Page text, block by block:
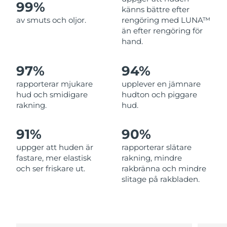
99%
av smuts och oljor.
känns bättre efter
rengöring med LUNA™
än efter rengöring för
hand.
97%
rapporterar mjukare
hud och smidigare
rakning.
94%
upplever en jämnare
hudton och piggare
hud.
91%
uppger att huden är
fastare, mer elastisk
och ser friskare ut.
90%
rapporterar slätare
rakning, mindre
rakbränna och mindre
slitage på rakbladen.
Filippinerna Förväntad leverans8/13/26
Förväntad leverans8/11/26
Puerto Rico Förväntad leverans8/12/26
Qatar Förväntad leverans
Réunion Förväntad leverans
Rumänien Förväntad leverans
Förväntad leverans8/18/26